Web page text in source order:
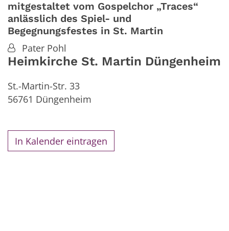
mitgestaltet vom Gospelchor „Traces“
anlässlich des Spiel- und
Begegnungsfestes in St. Martin
Pater Pohl
Heimkirche St. Martin Düngenheim
St.-Martin-Str. 33
56761 Düngenheim
In Kalender eintragen